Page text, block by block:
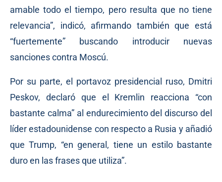
amable todo el tiempo, pero resulta que no tiene
relevancia”, indicó, afirmando también que está
“fuertemente” buscando introducir nuevas
sanciones contra Moscú.
Por su parte, el portavoz presidencial ruso, Dmitri
Peskov, declaró que el Kremlin reacciona “con
bastante calma” al endurecimiento del discurso del
líder estadounidense con respecto a Rusia y añadió
que Trump, “en general, tiene un estilo bastante
duro en las frases que utiliza”.